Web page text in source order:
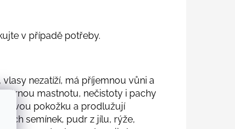
v případě potřeby.
nezatíží, má příjemnou vůni a
mastnotu, nečistoty i pachy
pokožku a prodlužují
semínek, pudr z jílu, rýže,